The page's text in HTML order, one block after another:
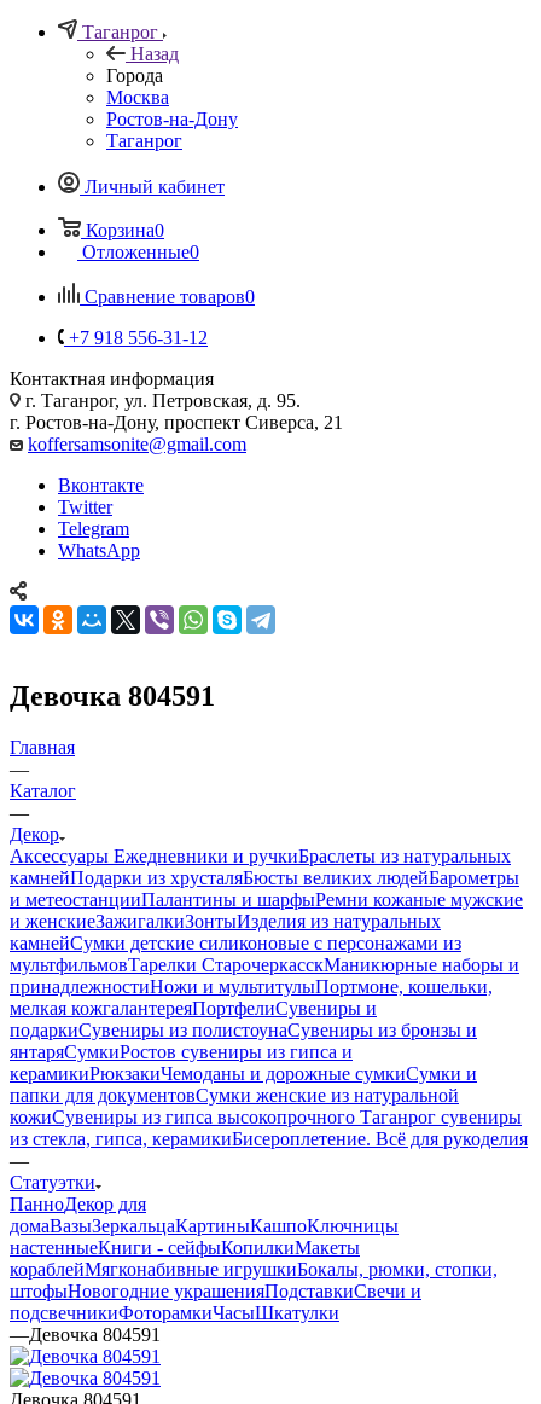
Таганрог
Назад
Города
Москва
Ростов-на-Дону
Таганрог
Личный кабинет
Корзина0
Отложенные0
Сравнение товаров0
+7 918 556-31-12
Контактная информация
г. Таганрог, ул. Петровская, д. 95.
г. Ростов-на-Дону, проспект Сиверса, 21
koffersamsonite@gmail.com
Вконтакте
Twitter
Telegram
WhatsApp
Девочка 804591
Главная
—
Каталог
—
Декор
Аксессуары Ежедневники и ручкиБраслеты из натуральных
камнейПодарки из хрусталяБюсты великих людейБарометры
и метеостанцииПалантины и шарфыРемни кожаные мужские
и женскиеЗажигалкиЗонтыИзделия из натуральных
камнейСумки детские силиконовые с персонажами из
мультфильмовТарелки СтарочеркасскМаникюрные наборы и
принадлежностиНожи и мультитулыПортмоне, кошельки,
мелкая кожгалантереяПортфелиСувениры и
подаркиСувениры из полистоунаСувениры из бронзы и
янтаряСумкиРостов сувениры из гипса и
керамикиРюкзакиЧемоданы и дорожные сумкиСумки и
папки для документовСумки женские из натуральной
кожиСувениры из гипса высокопрочного Таганрог сувениры
из стекла, гипса, керамикиБисероплетение. Всё для рукоделия
—
Статуэтки
ПанноДекор для
домаВазыЗеркальцаКартиныКашпоКлючницы
настенныеКниги - сейфыКопилкиМакеты
кораблейМягконабивные игрушкиБокалы, рюмки, стопки,
штофыНовогодние украшенияПодставкиСвечи и
подсвечникиФоторамкиЧасыШкатулки
—Девочка 804591
Девочка 804591